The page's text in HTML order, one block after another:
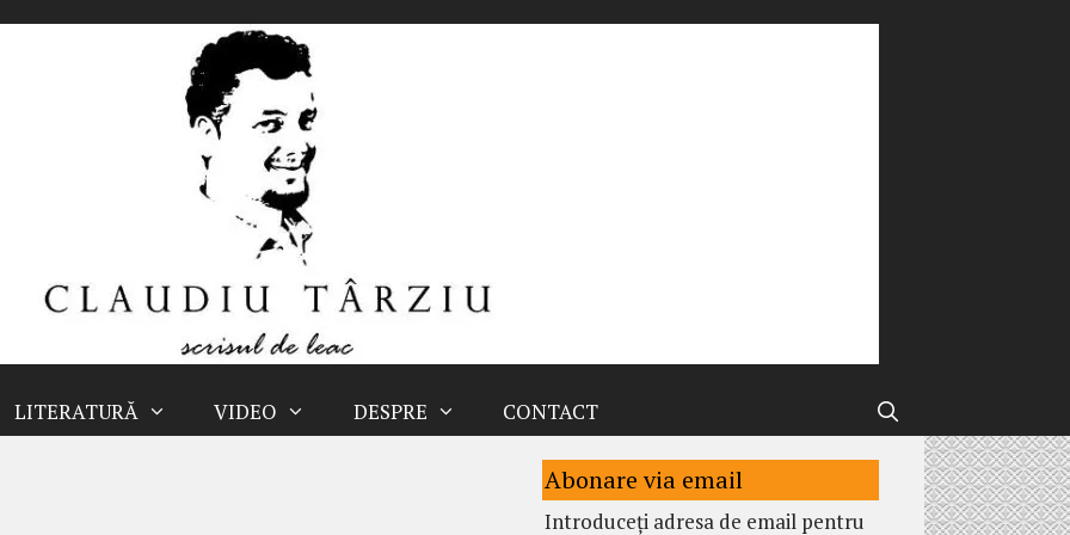
LITERATURĂ VIDEO DESPRE CONTACT
Abonare via email
Introduceți adresa de email pentru